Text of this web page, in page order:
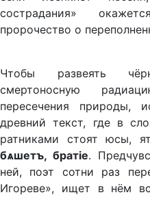
сострадания»
пророчество о
Чтобы развеять
смертоносную
пересечения природы,
древний текст, где в
ратниками стоят юсы,
бѧшетъ, братіе.
ней, поэт сотни раз
Игореве», ищет в нём